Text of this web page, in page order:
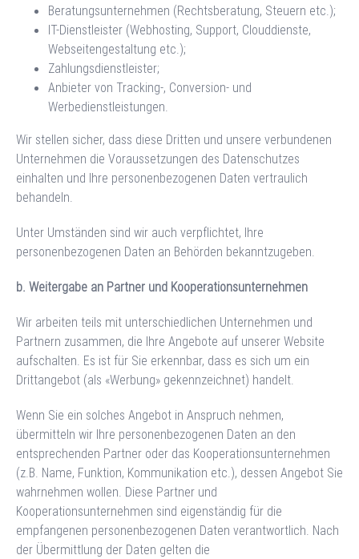
Beratungsunternehmen (Rechtsberatung, Steuern etc.);
IT-Dienstleister (Webhosting, Support, Clouddienste,
Webseitengestaltung etc.);
Zahlungsdienstleister;
Anbieter von Tracking-, Conversion- und
Werbedienstleistungen.
Wir stellen sicher, dass diese Dritten und unsere verbundenen
Unternehmen die Voraussetzungen des Datenschutzes
einhalten und Ihre personenbezogenen Daten vertraulich
behandeln.
Unter Umständen sind wir auch verpflichtet, Ihre
personenbezogenen Daten an Behörden bekanntzugeben.
b. Weitergabe an Partner und Kooperationsunternehmen
Wir arbeiten teils mit unterschiedlichen Unternehmen und
Partnern zusammen, die Ihre Angebote auf unserer Website
aufschalten. Es ist für Sie erkennbar, dass es sich um ein
Drittangebot (als «Werbung» gekennzeichnet) handelt.
Wenn Sie ein solches Angebot in Anspruch nehmen,
übermitteln wir Ihre personenbezogenen Daten an den
entsprechenden Partner oder das Kooperationsunternehmen
(z.B. Name, Funktion, Kommunikation etc.), dessen Angebot Sie
wahrnehmen wollen. Diese Partner und
Kooperationsunternehmen sind eigenständig für die
empfangenen personenbezogenen Daten verantwortlich. Nach
der Übermittlung der Daten gelten die